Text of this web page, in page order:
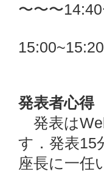
〜〜〜
発表者心得
発表は
す．発表15
座長に一任